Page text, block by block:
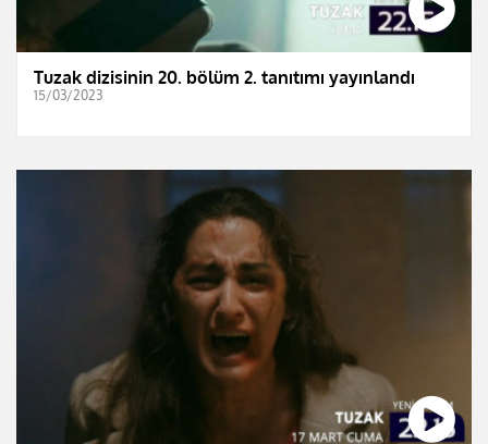
Tuzak dizisinin 20. bölüm 2. tanıtımı yayınlandı
15/03/2023